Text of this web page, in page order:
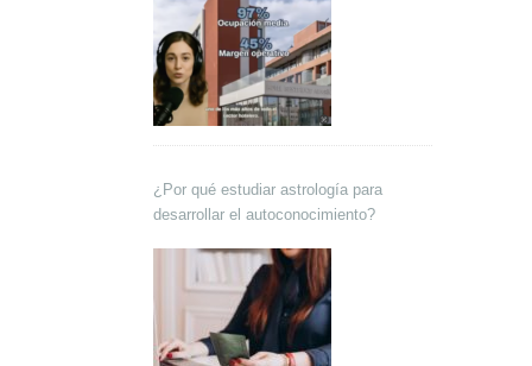
¿Por qué estudiar astrología para
desarrollar el autoconocimiento?